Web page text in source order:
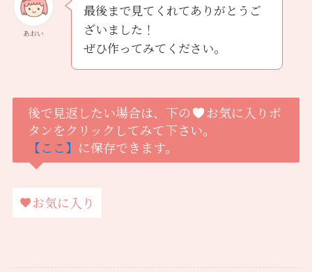
あおい
最後まで見てくれてありがとうご
ざいました！
ぜひ作ってみてください。
後で見返したい場合は、下の
お気に入りボ
タンをクリックしてみて下さい。
【ここ】 に保存できます。
お気に入り